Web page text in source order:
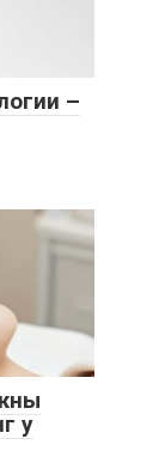
–
у